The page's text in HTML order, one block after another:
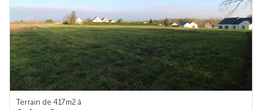
Terrain de 417m2 à